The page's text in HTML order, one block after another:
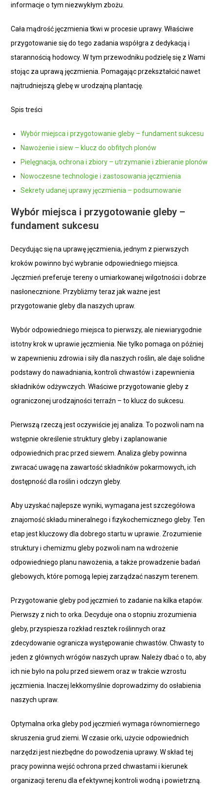
informacje o tym niezwykłym zbożu.
Cała mądrość jęczmienia tkwi w procesie uprawy. Właściwe
przygotowanie się do tego zadania współgra z dedykacją i
starannością hodowcy. W tym przewodniku podzielę się z Wami
stojąc za uprawą jęczmienia. Pomagając przekształcić nawet
najtrudniejszą glebę w urodzajną plantację.
Spis treści
Wybór miejsca i przygotowanie gleby – fundament sukcesu
Nawożenie i siew – klucz do obfitych plonów
Pielęgnacja, ochrona i zbiory – utrzymanie i zbieranie plonów
Nowoczesne technologie i zastosowania jęczmienia
Sekrety udanej uprawy jęczmienia – podsumowanie
Wybór miejsca i przygotowanie gleby –
fundament sukcesu
Decydując się na uprawę jęczmienia, jednym z pierwszych
kroków powinno być wybranie odpowiedniego miejsca.
Jęczmień preferuje tereny o umiarkowanej wilgotności i dobrze
nasłonecznione. Przybliżmy teraz jak ważne jest
przygotowanie gleby dla naszych upraw.
Wybór odpowiedniego miejsca to pierwszy, ale niewiarygodnie
istotny krok w uprawie jęczmienia. Nie tylko pomaga on później
w zapewnieniu zdrowia i siły dla naszych roślin, ale daje solidne
podstawy do nawadniania, kontroli chwastów i zapewnienia
składników odżywczych. Właściwe przygotowanie gleby z
ograniczonej urodzajności terraźn – to klucz do sukcesu.
Pierwszą rzeczą jest oczywiście jej analiza. To pozwoli nam na
wstępnie określenie struktury gleby i zaplanowanie
odpowiednich prac przed siewem. Analiza gleby powinna
zwracać uwagę na zawartość składników pokarmowych, ich
dostępność dla roślin i odczyn gleby.
Aby uzyskać najlepsze wyniki, wymagana jest szczegółowa
znajomość składu mineralnego i fizykochemicznego gleby. Ten
etap jest kluczowy dla dobrego startu w uprawie. Zrozumienie
struktury i chemizmu gleby pozwoli nam na wdrożenie
odpowiedniego planu nawożenia, a także prowadzenie badań
glebowych, które pomogą lepiej zarządzać naszym terenem.
Przygotowanie gleby pod jęczmień to zadanie na kilka etapów.
Pierwszy z nich to orka. Decyduje ona o stopniu zrozumienia
gleby, przyspiesza rozkład resztek roślinnych oraz
zdecydowanie ogranicza występowanie chwastów. Chwasty to
jeden z głównych wrógów naszych upraw. Należy dbać o to, aby
ich nie było na polu przed siewem oraz w trakcie wzrostu
jęczmienia. Inaczej lekkomyślnie doprowadzimy do osłabienia
naszych upraw.
Optymalna orka gleby pod jęczmień wymaga równomiernego
skruszenia grud ziemi. W czasie orki, użycie odpowiednich
narzędzi jest niezbędne do powodzenia uprawy. W skład tej
pracy powinna wejść ochrona przed chwastami i kierunek
organizacji terenu dla efektywnej kontroli wodną i powietrzną.